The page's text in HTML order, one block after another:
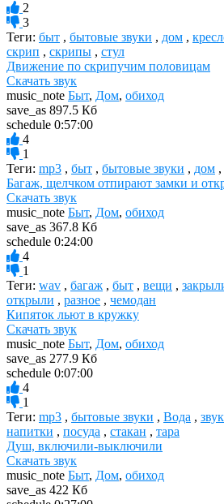
2
3
Теги: быт , бытовые звуки , дом ,
скрип , скрипы , стул
Движение по скрипучим половицам
Скачать звук
music_note Быт, Дом, обиход
save_as 897.5 Кб
schedule 0:57:00
4
1
Теги: mp3 , быт , бытовые звуки , дом ,
Багаж, щелчком отпирают замки и
Скачать звук
music_note Быт, Дом, обиход
save_as 367.8 Кб
schedule 0:24:00
4
1
Теги: wav , багаж , быт , вещи ,
открыли , разное , чемодан
Кипяток льют в кружку
Скачать звук
music_note Быт, Дом, обиход
save_as 277.9 Кб
schedule 0:07:00
4
1
Теги: mp3 , бытовые звуки , Вода , звук
напитки , посуда , стакан , тара
Душ, включили-выключили
Скачать звук
music_note Быт, Дом, обиход
save_as 422 Кб